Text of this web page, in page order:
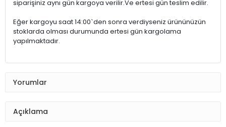
siparişiniz aynı gün kargoya verilir.Ve ertesi gün teslim edilir.
Eğer kargoyu saat 14:00`den sonra verdiyseniz ürününüzün
stoklarda olması durumunda ertesi gün kargolama
yapılmaktadır.
Yorumlar
Açıklama